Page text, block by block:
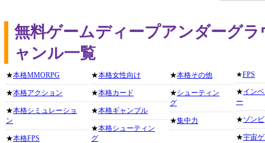
無料ゲームディープアンダーグ
ャンル一覧
★本格MMORPG
★本格アクション
★本格シミュレーショ
ン
★本格FPS
★本格女性向け
★本格カード
★本格ギャンブル
★本格シューティン
グ
★本格その他
★シューティン
グ
★集中力
★FPS
★イン
ー
★ゾンビ
★宇宙